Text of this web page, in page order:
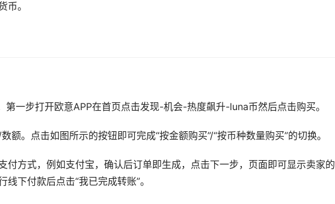
币。
一步打开欧意APP在首页点击发现-机会-热度飙升-luna币然后点击购买。
额。点击如图所示的按钮即可完成“按金额购买”/“按币种数量购买”的切换。
付方式，例如支付宝，确认后订单即生成，点击下一步，页面即可显示卖家
下付款后点击“我已完成转账”。